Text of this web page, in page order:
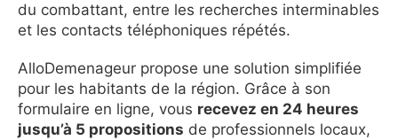
du combattant, entre les recherches interminables
et les contacts téléphoniques répétés.
AlloDemenageur propose une solution simplifiée
pour les habitants de la région. Grâce à son
formulaire en ligne, vous recevez en 24 heures
jusqu’à 5 propositions de professionnels locaux,